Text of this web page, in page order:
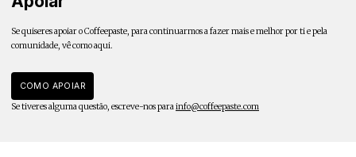
Se quiseres apoiar o Coffeepaste, para continuarmos a fazer mais e melhor por ti e pela
comunidade, vê como aqui.
COMO APOIAR
Se tiveres alguma questão, escreve-nos parainfo@coffeepaste.com